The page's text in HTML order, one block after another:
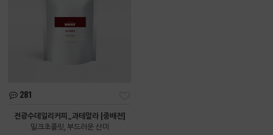
281
전광수데일리커피_과테말라 [중배전]
밀크초콜릿, 부드러운 산미